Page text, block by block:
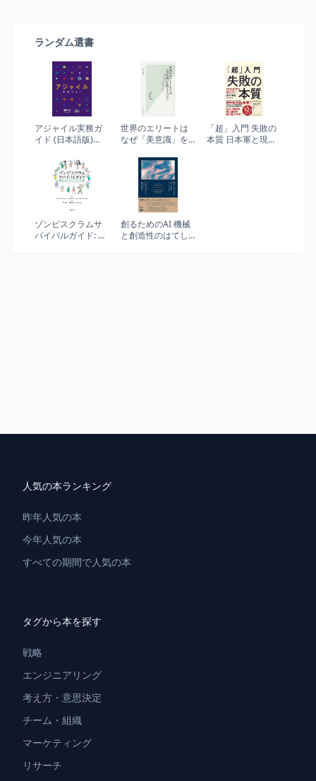
ランダム選書
アジャイル実務ガ
イド (日本語版)
Management
Institute)
世界のエリートは
なぜ「美意識」を
おける「アート」
と「サイエンス」
(光文社新書)
「超」入門 失敗の
本質 日本軍と現代
ゾンビスクラムサ
バイバルガイド: 健
創るためのAI 機械
と創造性のはてし
人気の本ランキング
昨年人気の本
今年人気の本
すべての期間で人気の本
タグから本を探す
戦略
エンジニアリング
考え方・意思決定
チーム・組織
マーケティング
リサーチ